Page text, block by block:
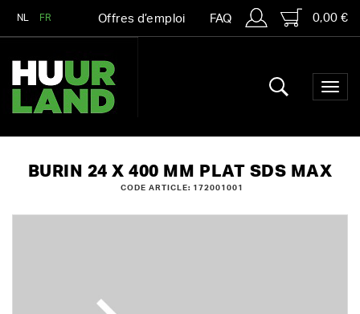
NL FR Offres d’emploi FAQ 0,00 €
BURIN 24 X 400 MM PLAT SDS MAX
CODE ARTICLE: 172001001